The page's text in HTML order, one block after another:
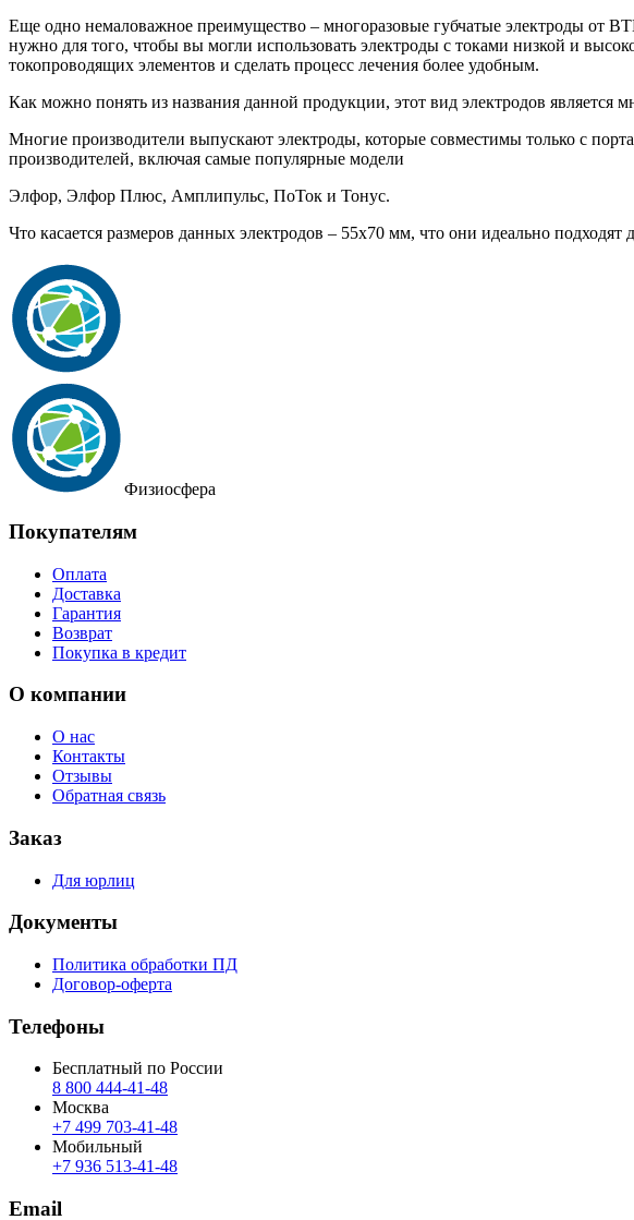
Еще одно немаловажное преимущество – многоразовые губчатые электроды от
нужно для того, чтобы вы могли использовать электроды с токами низкой и
токопроводящих элементов и сделать процесс лечения более удобным.
Как можно понять из названия данной продукции, этот вид электродов является
Многие производители выпускают электроды, которые совместимы только с
производителей, включая самые популярные модели
Элфор, Элфор Плюс, Амплипульс, ПоТок и Тонус.
Что касается размеров данных электродов – 55х70 мм, что они идеально
Физиосфера
Покупателям
Оплата
Доставка
Гарантия
Возврат
Покупка в кредит
О компании
О нас
Контакты
Отзывы
Обратная связь
Заказ
Для юрлиц
Документы
Политика обработки ПД
Договор-оферта
Телефоны
Бесплатный по России
8 800 444‑41‑48
Москва
+7 499 703‑41‑48
Мобильный
+7 936 513‑41‑48
Email